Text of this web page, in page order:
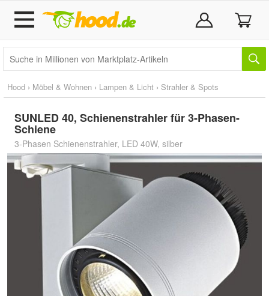
Hood › Möbel & Wohnen › Lampen & Licht › Strahler & Spots
SUNLED 40, Schienenstrahler für 3-Phasen-
Schiene
3-Phasen Schienenstrahler, LED 40W, silber